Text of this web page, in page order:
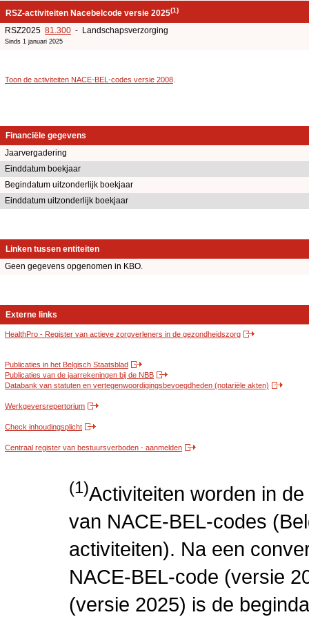
RSZ-activiteiten Nacebelcode versie 2025(1)
RSZ2025 81.300 - Landschapsverzorging
Sinds 1 januari 2025
Toon de activiteiten NACE-BEL-codes versie 2008
Financiële gegevens
Jaarvergadering
Einddatum boekjaar
Begindatum uitzonderlijk boekjaar
Einddatum uitzonderlijk boekjaar
Linken tussen entiteiten
Geen gegevens opgenomen in KBO.
Externe links
HealthPro - Register van actieve zorgverleners in de gezondheidszorg
Publicaties in het Belgisch Staatsblad
Publicaties van de jaarrekeningen bij de NBB
Databank van statuten en vertegenwoordigingsbevoegdheden (notariële akten)
Werkgeversrepertorium
Check inhoudingsplicht
Centraal register van bestuursverboden - aanmelden
(1)Activiteiten worden in
van NACE-BEL-codes
activiteiten). Na een
NACE-BEL-code (versie
(versie 2025) is de